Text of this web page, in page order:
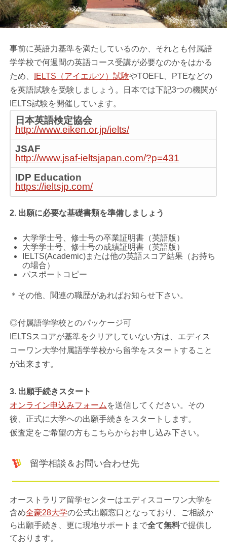
事前に英語力基準を満たしているのか、それとも付属語
学学校で何週間の英語コース受講が必要なのかをはかる
ため、
IELTS（アイエルツ）試験やTOEFL、PTEなどの
を英語試験を受験しましょう。日本では下記3つの機関が
IELTS試験を開催しています。
日本英語検定協会
http://www.eiken.or.jp/ielts/
JSAF
http://www.jsaf-ieltsjapan.com/?p=431
IDP Education
https://ieltsjp.com/
2. 出願に必要な基礎書類を準備しましょう
大学学士号、修士号の卒業証明書（英語版）
大学学士号、修士号の成績証明書（英語版）
IELTS(Academic)または他の英語スコア結果（お持ち
の場合）
パスポートコピー
＊その他、関連の職歴があればお知らせ下さい。
◎付属語学学校とのパッケージ可
IELTSスコアが基準をクリアしていない方は、エディス
コーワン大学付属語学学校から留学をスタートすること
が出来ます。
3. 出願手続きスタート
オンライン申込みフォーム を送信してください。その
後、正式に大学への出願手続きをスタートします。
仮査定をご希望の方もこちらからお申し込み下さい。
留学相談＆お問い合わせ先
オーストラリア留学センターはエディスコーワン大学を
含め全豪28大学の公式出願窓口となっており、ご相談か
ら出願手続き、更に現地サポートまで全て無料で提供し
ております。